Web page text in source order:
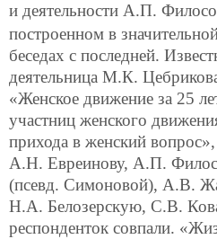
и деятельности А.П.
построенном в
беседах с последней.
деятельница М.К.
«Женское движение за 25
участниц женского
прихода в женский
А.Н. Евреинову, А.П.
(псевд. Симоновой), А.В.
Н.А. Белозерскую, С.В.
респонденток совпали.